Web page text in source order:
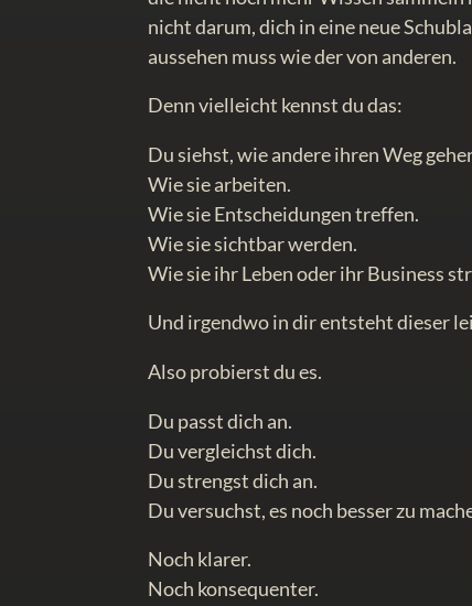
nicht darum, dich in eine neue
aussehen muss wie der von anderen.
Denn vielleicht kennst du das:
Du siehst, wie andere ihren Weg
Wie sie arbeiten.
Wie sie Entscheidungen treffen.
Wie sie sichtbar werden.
Wie sie ihr Leben oder ihr Business
Und irgendwo in dir entsteht dieser
Also probierst du es.
Du passt dich an.
Du vergleichst dich.
Du strengst dich an.
Du versuchst, es noch besser zu
Noch klarer.
Noch konsequenter.